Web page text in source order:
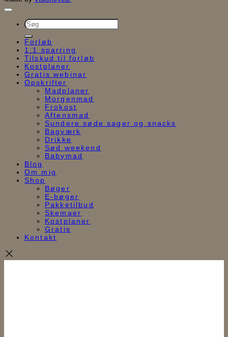
Søg
efter:
Forløb
1:1 sparring
Tilskud til forløb
Kostplaner
Gratis webinar
Opskrifter
Madplaner
Morgenmad
Frokost
Aftensmad
Sundere søde sager og snacks
Bagværk
Drikke
Sød weekend
Babymad
Blog
Om mig
Shop
Bøger
E-bøger
Pakketilbud
Skemaer
Kostplaner
Gratis
Kontakt